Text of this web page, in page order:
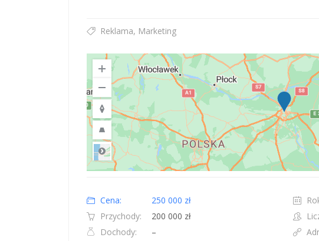
Reklama, Marketing
Road
Cena:
250 000 zł
Przychody:
200 000 zł
Dochody:
–